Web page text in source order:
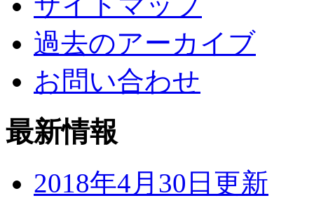
過去のアーカイブ
お問い合わせ
最新情報
2018年4月30日更新